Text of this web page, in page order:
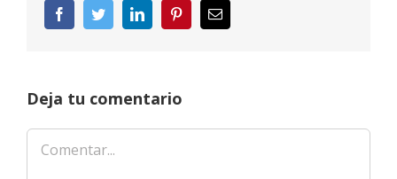
FacebookTwitterLinkedInPinterestCorreo
electrónico
Deja tu comentario
Comentar